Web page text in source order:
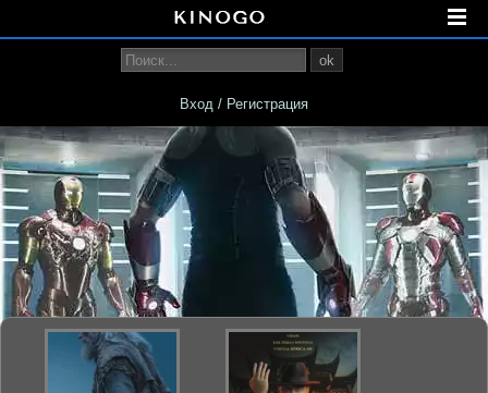
ok
Вход / Регистрация